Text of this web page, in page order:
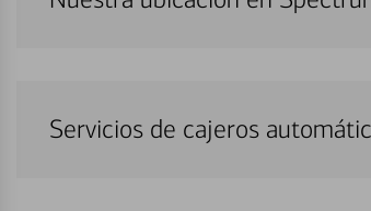
Servicios de cajeros